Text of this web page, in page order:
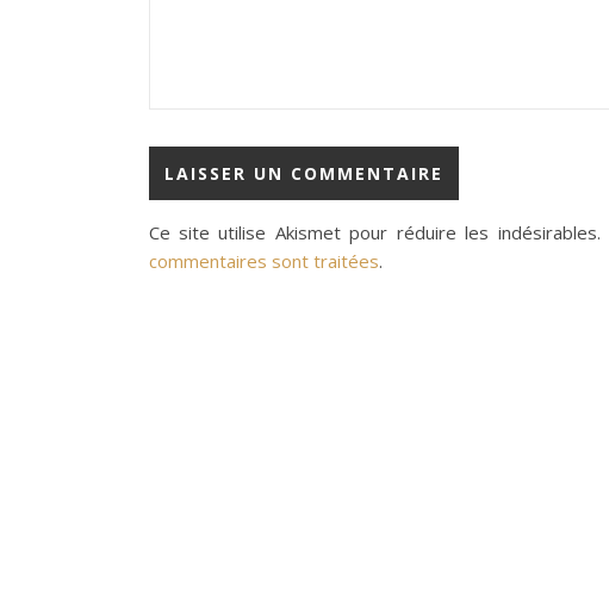
Ce site utilise Akismet pour réduire les indésirables.
commentaires sont traitées.